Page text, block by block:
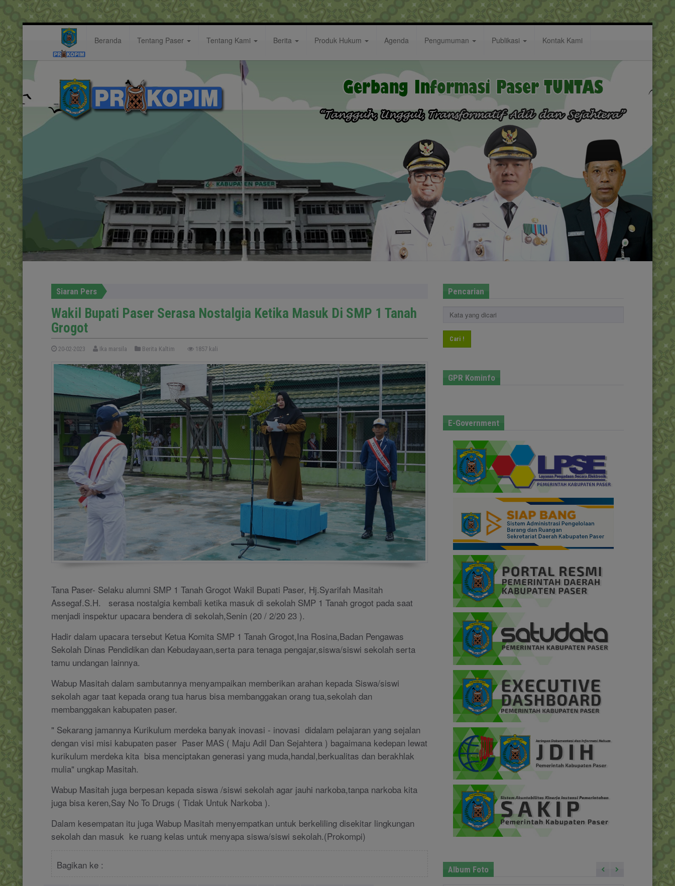
Beranda Tentang Paser Tentang Kami Berita Produk Hukum Agenda Pengumuman Publikasi Kontak Kami
Berita:
Siaran Pers
Wakil Bupati Paser Serasa Nostalgia Ketika Masuk Di SMP 1 Tanah
Grogot
20-02-2023 Ika marsila Berita Kaltim 1857 kali
Tana Paser- Selaku alumni SMP 1 Tanah Grogot Wakil Bupati Paser, Hj.Syarifah Masitah
Assegaf.S.H. serasa nostalgia kembali ketika masuk di sekolah SMP 1 Tanah grogot pada saat
menjadi inspektur upacara bendera di sekolah,Senin (20 / 2/20 23 ).
Hadir dalam upacara tersebut Ketua Komita SMP 1 Tanah Grogot,Ina Rosina,Badan Pengawas
Sekolah Dinas Pendidikan dan Kebudayaan,serta para tenaga pengajar,siswa/siswi sekolah serta
tamu undangan lainnya.
Wabup Masitah dalam sambutannya menyampaikan memberikan arahan kepada Siswa/siswi
sekolah agar taat kepada orang tua harus bisa membanggakan orang tua,sekolah dan
membanggakan kabupaten paser.
" Sekarang jamannya Kurikulum merdeka banyak inovasi - inovasi didalam pelajaran yang sejalan
dengan visi misi kabupaten paser Paser MAS ( Maju Adil Dan Sejahtera ) bagaimana kedepan lewat
kurikulum merdeka kita bisa menciptakan generasi yang muda,handal,berkualitas dan berakhlak
mulia" ungkap Masitah.
Wabup Masitah juga berpesan kepada siswa /siswi sekolah agar jauhi narkoba,tanpa narkoba kita
juga bisa keren,Say No To Drugs ( Tidak Untuk Narkoba ).
Dalam kesempatan itu juga Wabup Masitah menyempatkan untuk berkeliling disekitar lingkungan
sekolah dan masuk ke ruang kelas untuk menyapa siswa/siswi sekolah.(Prokompi)
Bagikan ke :
Pencarian
Cari !
GPR Kominfo
E-Government
Album Foto